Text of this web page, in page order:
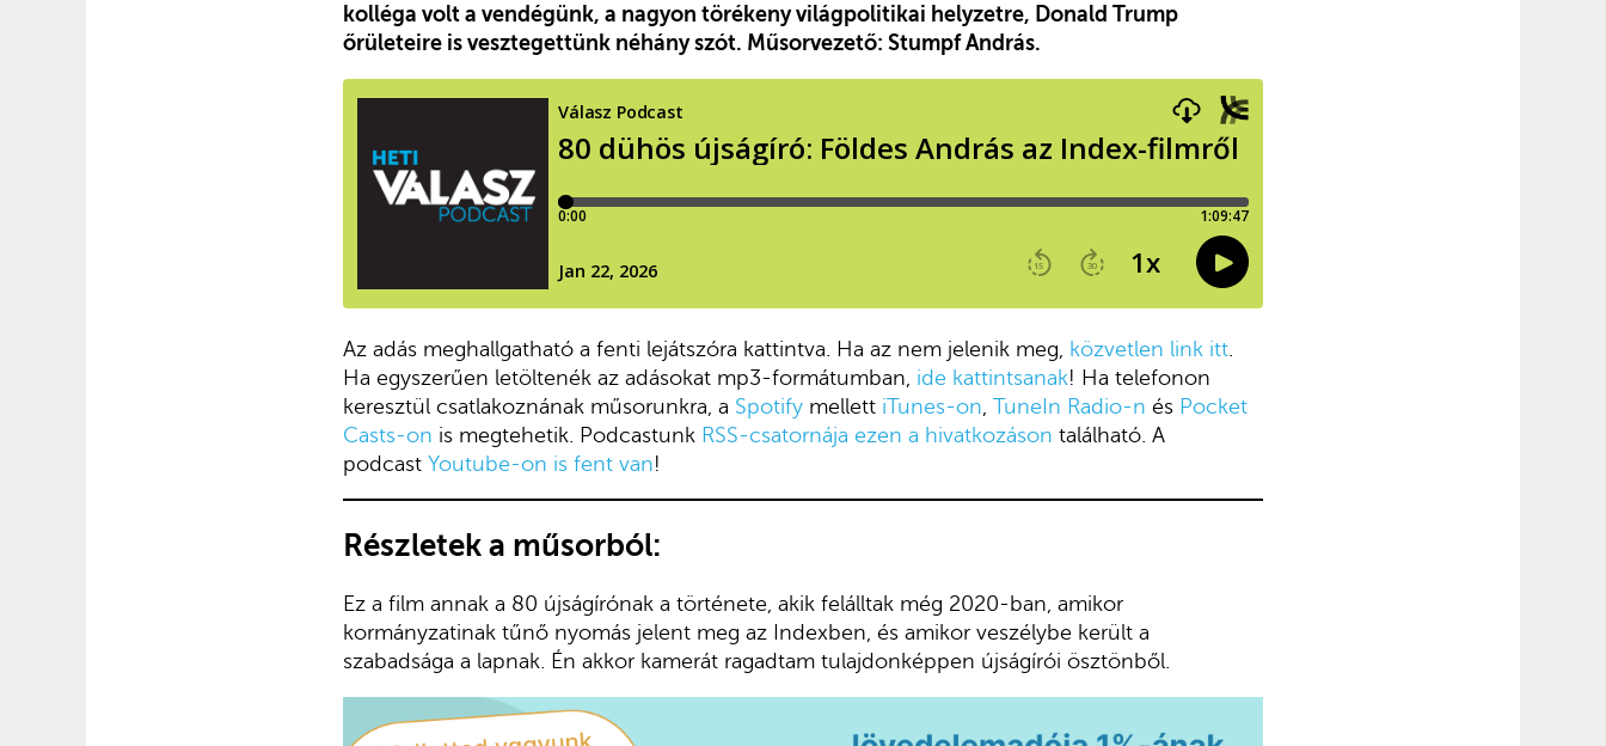
kolléga volt a vendégünk, a nagyon törékeny világpolitikai helyzetre, Donald Trump
őrületeire is vesztegettünk néhány szót. Műsorvezető: Stumpf András.
Az adás meghallgatható a fenti lejátszóra kattintva. Ha az nem jelenik meg, közvetlen link itt
Ha egyszerűen letöltenék az adásokat mp3-formátumban, ide kattintsanak! Ha telefonon
keresztül csatlakoznának műsorunkra, a Spotify mellett iTunes-on TuneIn Radio-n és Pocket
Casts-on is megtehetik. Podcastunk RSS-csatornája ezen a hivatkozáson található. A
podcast Youtube-on is fent van!
Részletek a műsorból:
Ez a film annak a 80 újságírónak a története, akik felálltak még 2020-ban, amikor
kormányzatinak tűnő nyomás jelent meg az Indexben, és amikor veszélybe került a
szabadsága a lapnak. Én akkor kamerát ragadtam tulajdonképpen újságírói ösztönből.